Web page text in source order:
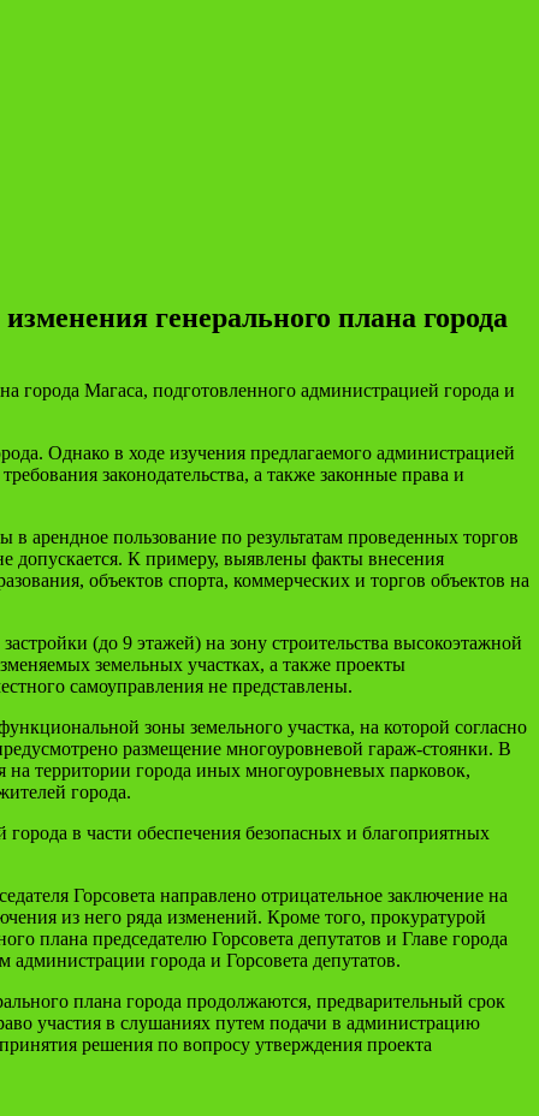
генерального плана города
города Магаса, подготовленного администрацией города и
Однако в ходе изучения предлагаемого администрацией
законодательства, а также законные права и
арендное пользование по результатам проведенных торгов
допускается. К примеру, выявлены факты внесения
объектов спорта, коммерческих и торгов объектов на
(до 9 этажей) на зону строительства высокоэтажной
земельных участках, а также проекты
самоуправления не представлены.
зоны земельного участка, на которой согласно
размещение многоуровневой гараж-стоянки. В
на территории города иных многоуровневых парковок,
города.
в части обеспечения безопасных и благоприятных
Горсовета направлено отрицательное заключение на
из него ряда изменений. Кроме того, прокуратурой
плана председателю Горсовета депутатов и Главе города
города и Горсовета депутатов.
плана города продолжаются, предварительный срок
участия в слушаниях путем подачи в администрацию
решения по вопросу утверждения проекта